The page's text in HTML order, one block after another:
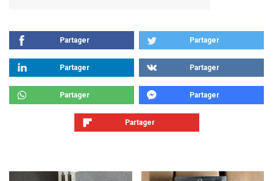
Partager Partager
Partager Partager
Partager Partager
Partager